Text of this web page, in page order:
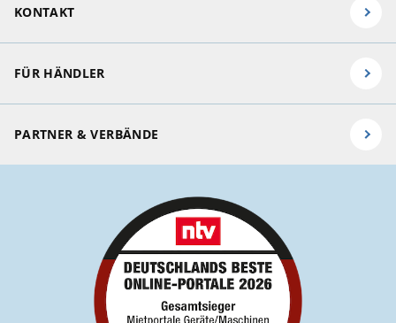
KONTAKT
FÜR HÄNDLER
PARTNER & VERBÄNDE